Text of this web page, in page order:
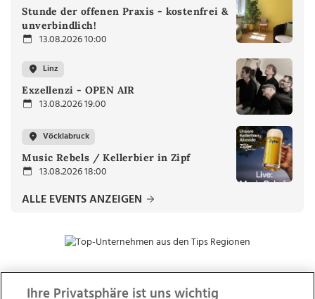
Stunde der offenen Praxis - kostenfrei &
unverbindlich!
13.08.2026 10:00
Linz
Exzellenzi - OPEN AIR
13.08.2026 19:00
Vöcklabruck
Music Rebels / Kellerbier in Zipf
13.08.2026 18:00
ALLE EVENTS ANZEIGEN
Ihre Privatsphäre ist uns wichtig